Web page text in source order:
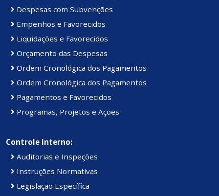
Despesas com Subvenções
Empenhos e Favorecidos
Liquidações e Favorecidos
Orçamento das Despesas
Ordem Cronológica dos Pagamentos
Ordem Cronológica dos Pagamentos
Pagamentos e Favorecidos
Programas, Projetos e Ações
Controle Interno:
Auditorias e Inspeções
Instruções Normativas
Legislação Específica